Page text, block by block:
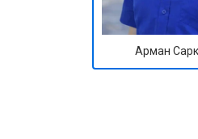
Ремонт
Арман